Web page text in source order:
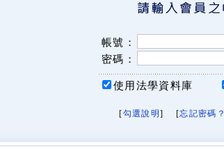
帳號：
密碼：
使用法學資料庫
[勾選說明 ] [忘記密碼？